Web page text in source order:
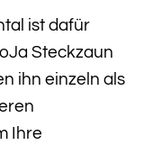
ist dafür
Steckzaun
ihn einzeln als
Ihre